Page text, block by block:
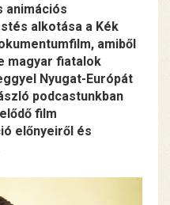
animációs
alkotása a Kék
amiből
magyar fiatalok
Nyugat-Európát
podcastunkban
film
előnyeiről és